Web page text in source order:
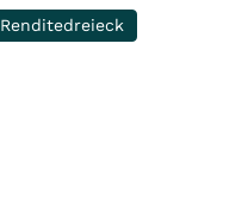
Renditedreieck